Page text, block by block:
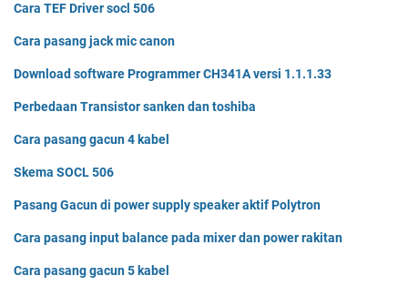
Cara TEF Driver socl 506
Cara pasang jack mic canon
Download software Programmer CH341A versi 1.1.1.33
Perbedaan Transistor sanken dan toshiba
Cara pasang gacun 4 kabel
Skema SOCL 506
Pasang Gacun di power supply speaker aktif Polytron
Cara pasang input balance pada mixer dan power rakitan
Cara pasang gacun 5 kabel